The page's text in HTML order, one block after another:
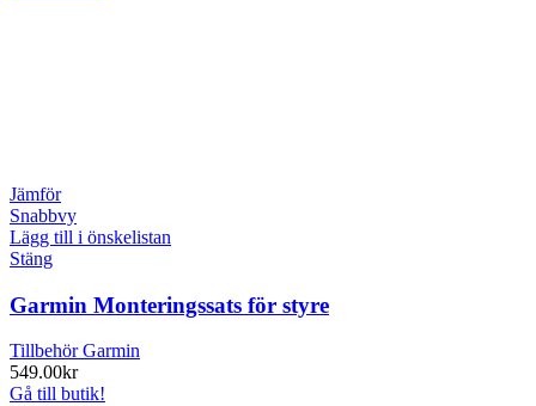
Jämför
Snabbvy
Lägg till i önskelistan
Stäng
Garmin Monteringssats för styre
Tillbehör Garmin
549.00kr
Gå till butik!